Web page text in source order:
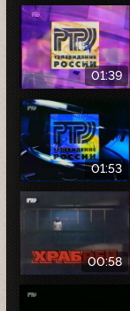
01:39
01:53
00:58